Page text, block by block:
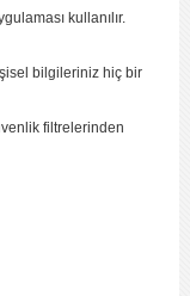
kullanılır.
bilgileriniz hiç bir
filtrelerinden